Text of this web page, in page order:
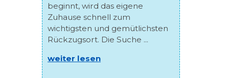
beginnt, wird das eigene
Zuhause schnell zum
wichtigsten und gemütlichsten
Rückzugsort. Die Suche ...
weiter lesen